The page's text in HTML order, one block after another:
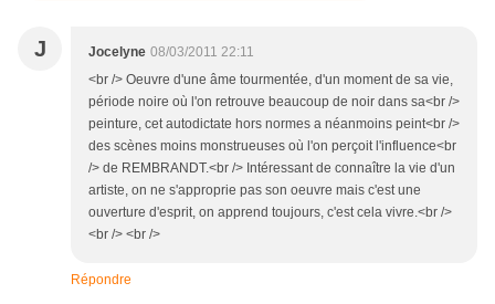
J Jocelyne 08/03/2011 22:11
<br /> Oeuvre d'une âme tourmentée, d'un moment de sa vie,
période noire où l'on retrouve beaucoup de noir dans sa<br />
peinture, cet autodictate hors normes a néanmoins peint<br />
des scènes moins monstrueuses où l'on perçoit l'influence<br
/> de REMBRANDT.<br /> Intéressant de connaître la vie d'un
artiste, on ne s'approprie pas son oeuvre mais c'est une
ouverture d'esprit, on apprend toujours, c'est cela vivre.<br />
<br /> <br />
Répondre